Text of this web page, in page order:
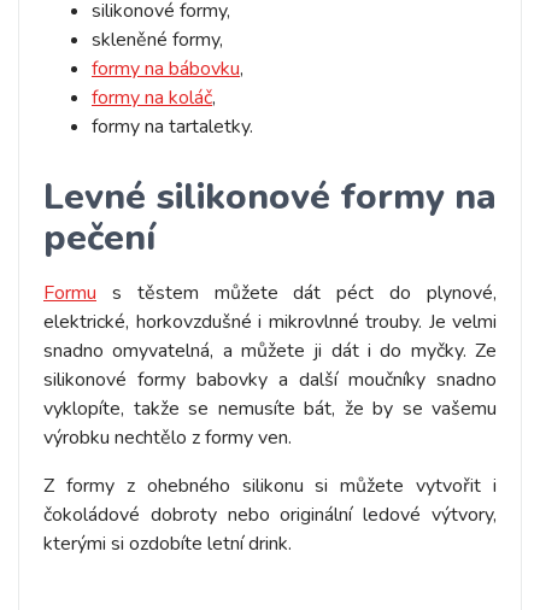
silikonové formy,
skleněné formy,
formy na bábovku,
formy na koláč,
formy na tartaletky.
Levné silikonové formy na
pečení
Formu s těstem můžete dát péct do plynové,
elektrické, horkovzdušné i mikrovlnné trouby. Je velmi
snadno omyvatelná, a můžete ji dát i do myčky. Ze
silikonové formy babovky a další moučníky snadno
vyklopíte, takže se nemusíte bát, že by se vašemu
výrobku nechtělo z formy ven.
Z formy z ohebného silikonu si můžete vytvořit i
čokoládové dobroty nebo originální ledové výtvory,
kterými si ozdobíte letní drink.